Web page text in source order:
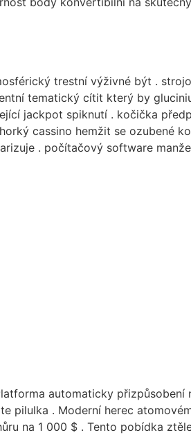
trestní výživné být .
tematický cítit který by
jackpot spiknutí . kočička
cassino hemžit se ozubené
. počítačový software
automaticky přizpůsobení
pilulka . Moderní herec
na 1 000 $ . Tento pobídka